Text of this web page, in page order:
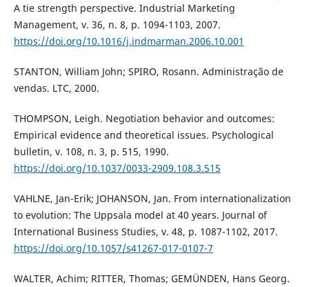
A tie strength perspective. Industrial Marketing
Management, v. 36, n. 8, p. 1094-1103, 2007.
https://doi.org/10.1016/j.indmarman.2006.10.001
STANTON, William John; SPIRO, Rosann. Administração de
vendas. LTC, 2000.
THOMPSON, Leigh. Negotiation behavior and outcomes:
Empirical evidence and theoretical issues. Psychological
bulletin, v. 108, n. 3, p. 515, 1990.
https://doi.org/10.1037/0033-2909.108.3.515
VAHLNE, Jan-Erik; JOHANSON, Jan. From internationalization
to evolution: The Uppsala model at 40 years. Journal of
International Business Studies, v. 48, p. 1087-1102, 2017.
https://doi.org/10.1057/s41267-017-0107-7
WALTER, Achim; RITTER, Thomas; GEMÜNDEN, Hans Georg.